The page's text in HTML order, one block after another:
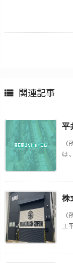
 関連記事
平
は
株
工